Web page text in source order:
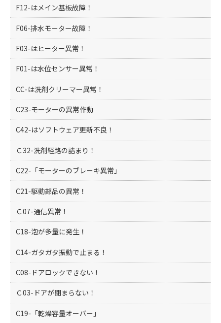
F12-はメイン基板故障！
F06-排水モーター故障！
F03-はヒーター異常！
F01-は水位センサー異常！
CC-は洗剤クリーマー異常！
C23-モーターの異常作動
C42-はソフトウェア更新不良！
Ｃ32-洗剤経路の詰まり！
C22-「モーターのブレーキ異常」
C21-駆動部品の異常！
Ｃ07-通信異常！
C18-泡が多量に発生！
C14-ガタガタ振動で止まる！
C08-ドアロックできない！
Ｃ03-ドアが閉まらない！
C19-「乾燥容量オーバー」